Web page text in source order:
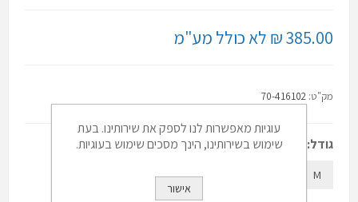
385.00 ₪ לא כולל מע"מ
מק"ט: 70-416102
גודל:
M
עוגיות מאפשרות לנו לספק את שירותינו. בעת
שימוש בשירותינו, הינך מסכים שימוש בעוגיות.
אישור